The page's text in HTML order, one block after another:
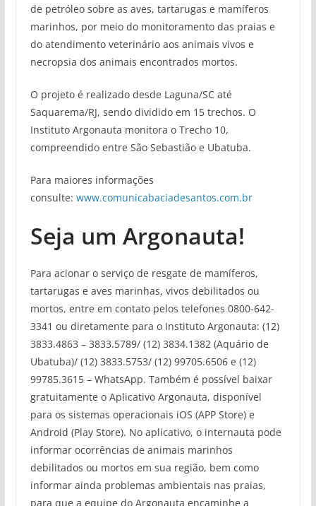
de petróleo sobre as aves, tartarugas e mamíferos
marinhos, por meio do monitoramento das praias e
do atendimento veterinário aos animais vivos e
necropsia dos animais encontrados mortos.
O projeto é realizado desde Laguna/SC até
Saquarema/RJ, sendo dividido em 15 trechos. O
Instituto Argonauta monitora o Trecho 10,
compreendido entre São Sebastião e Ubatuba.
Para maiores informações
consulte: www.comunicabaciadesantos.com.br
Seja um Argonauta!
Para acionar o serviço de resgate de mamíferos,
tartarugas e aves marinhas, vivos debilitados ou
mortos, entre em contato pelos telefones 0800-642-
3341 ou diretamente para o Instituto Argonauta: (12)
3833.4863 – 3833.5789/ (12) 3834.1382 (Aquário de
Ubatuba)/ (12) 3833.5753/ (12) 99705.6506 e (12)
99785.3615 – WhatsApp. Também é possível baixar
gratuitamente o Aplicativo Argonauta, disponível
para os sistemas operacionais iOS (APP Store) e
Android (Play Store). No aplicativo, o internauta pode
informar ocorrências de animais marinhos
debilitados ou mortos em sua região, bem como
informar ainda problemas ambientais nas praias,
para que a equipe do Argonauta encaminhe a